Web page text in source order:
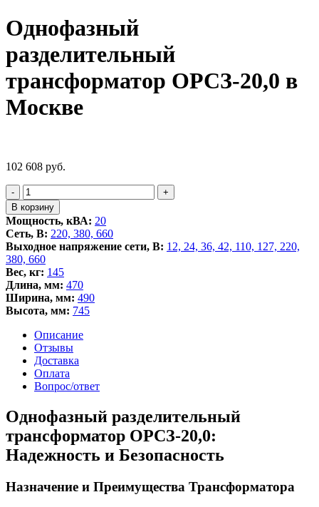
Однофазный
разделительный
трансформатор ОРСЗ-20,0 в
Москве
102 608 руб.
-
Количество
товара
Однофазный
разделительный
трансформатор
ОРСЗ-20,0
+
В корзину
Мощность, кВА: 20
Сеть, В: 220, 380, 660
Выходное напряжение сети, В: 12, 24, 36, 42, 110, 127, 220,
380, 660
Вес, кг: 145
Длина, мм: 470
Ширина, мм: 490
Высота, мм: 745
Описание
Отзывы
Доставка
Оплата
Вопрос/ответ
Однофазный разделительный
трансформатор ОРСЗ-20,0:
Надежность и Безопасность
Назначение и Преимущества Трансформатора